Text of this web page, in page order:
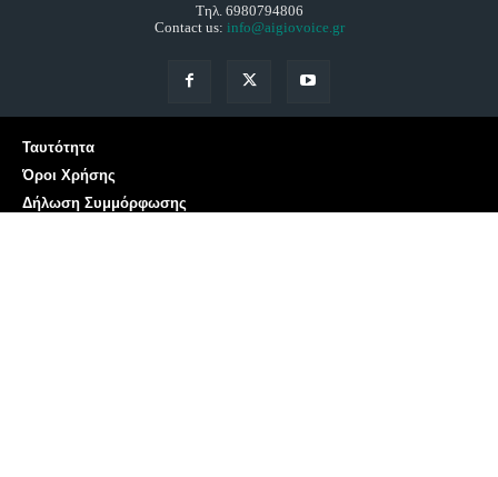
Τηλ. 6980794806
Contact us: info@aigiovoice.gr
Ταυτότητα
Όροι Χρήσης
Δήλωση Συμμόρφωσης